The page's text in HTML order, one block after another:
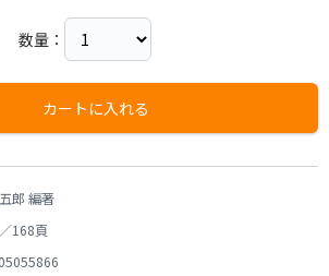
数量：
カートに入れる
郎 編著
168頁